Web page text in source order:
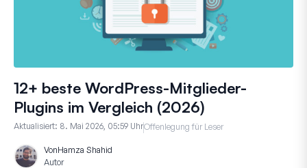
12+ beste WordPress-Mitglieder-
Plugins im Vergleich (2026)
Aktualisiert: 8. Mai 2026, 05:59 UhrOffenlegung für Leser
VonHamza Shahid
Autor